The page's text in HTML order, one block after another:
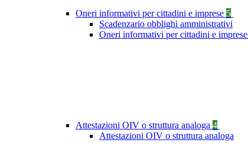
Oneri informativi per cittadini e imprese 5
Scadenzario obblighi amministrativi
Oneri informativi per cittadini e imprese
Attestazioni OIV o struttura analoga 4
Attestazioni OIV o struttura analoga